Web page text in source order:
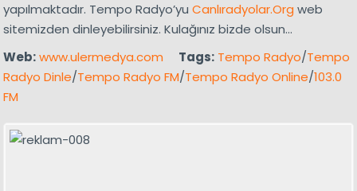
yapılmaktadır. Tempo Radyo’yu Canlıradyolar.Org web
sitemizden dinleyebilirsiniz. Kulağınız bizde olsun…
Web:www.ulermedya.com Tags: Tempo Radyo/Tempo
Radyo Dinle/Tempo Radyo FM/Tempo Radyo Online/103.0
FM